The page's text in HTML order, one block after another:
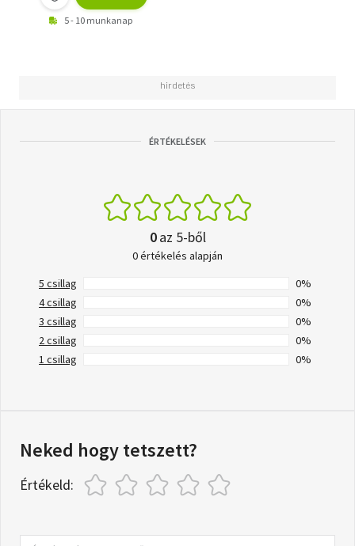
5 - 10 munkanap
ÉRTÉKELÉSEK
0az 5-ből
0 értékelés alapján
5 csillag
0%
4 csillag
0%
3 csillag
0%
2 csillag
0%
1 csillag
0%
Neked hogy tetszett?
Értékeld: